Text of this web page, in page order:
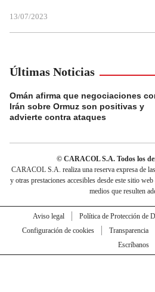
13/07/2023
Últimas Noticias
Omán afirma que negociaciones
Irán sobre Ormuz son positivas y
advierte contra ataques
© CARACOL S.A. Todos los
CARACOL S.A. realiza una reserva expresa de
y otras prestaciones accesibles desde este sitio
medios que resulten
Aviso legal Política de Protección de
Configuración de cookies
Transparencia
Escríbanos